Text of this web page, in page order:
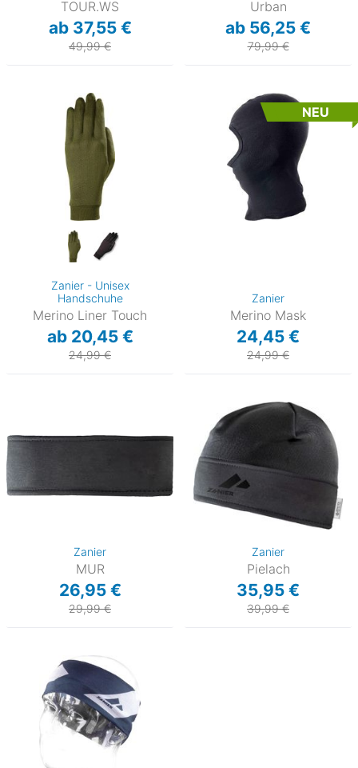
TOUR.WS
ab 37,55 €
49,99 €
Urban
ab 56,25 €
79,99 €
Zanier - Unisex
Handschuhe
Merino Liner Touch
ab 20,45 €
24,99 €
NEU
Zanier
Merino Mask
24,45 €
24,99 €
Zanier
MUR
26,95 €
29,99 €
Zanier
Pielach
35,95 €
39,99 €